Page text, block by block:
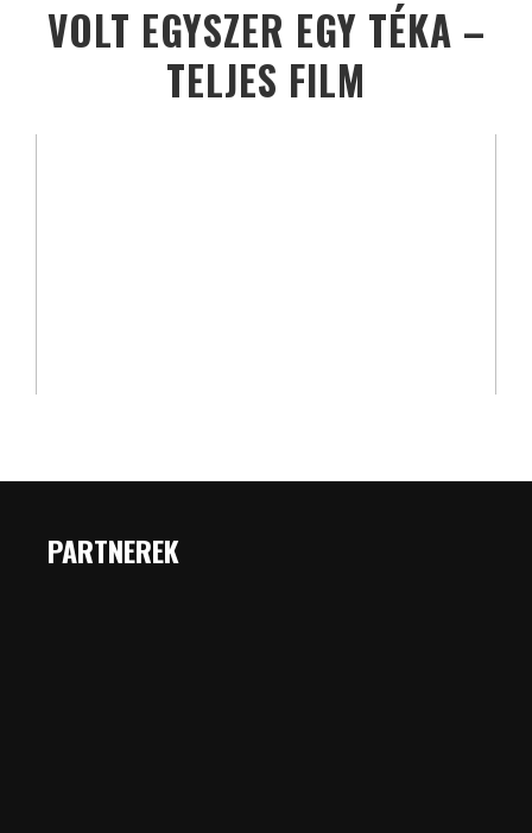
VOLT EGYSZER EGY TÉKA –
TELJES FILM
PARTNEREK